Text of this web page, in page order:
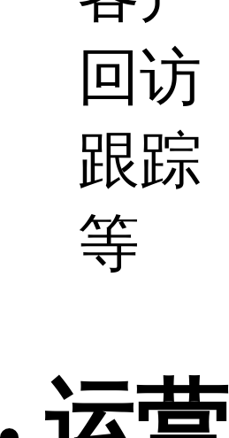
回访
跟踪
等